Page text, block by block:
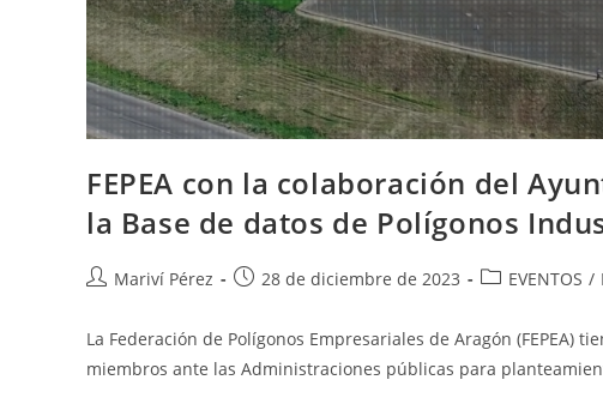
FEPEA con la colaboración del
la Base de datos de Polígonos
Autor
entrada:
Mariví Pérez
Publicación
entrada:
28 de diciembre de 2023
Categoría
entrada:
EVENTOS /
La Federación de Polígonos Empresariales de Aragón (FEPEA)
miembros ante las Administraciones públicas para